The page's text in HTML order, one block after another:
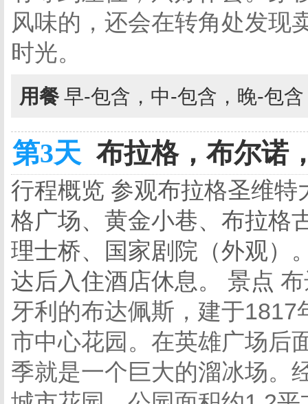
风味的，还会在转角处发现
时光。
用餐 早-包含，中-包含，晚-包
第3天 布拉格，布尔诺
行程概览 参观布拉格圣维特
格广场、黄金小巷、布拉格
理士桥、国家剧院 （外观
达后入住酒店休息。 景点
牙利的布达佩斯，建于
市中心花园。在英雄广场后
季就是一个巨大的溜冰场。